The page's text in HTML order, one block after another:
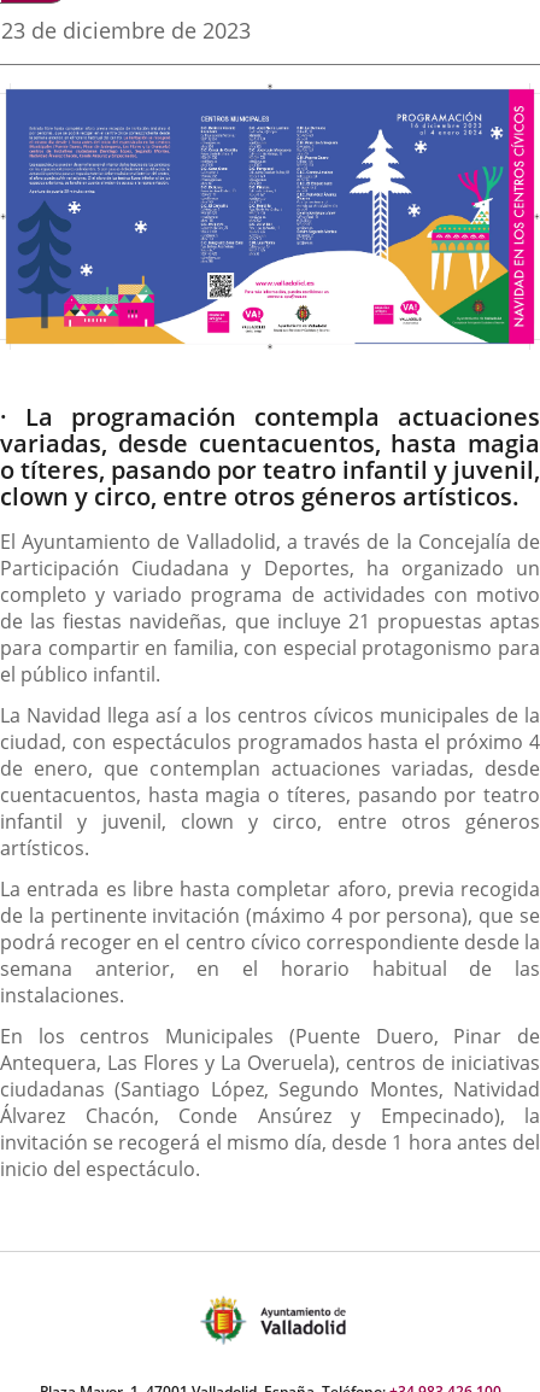
aplicación
externa.
aplicación
externa.
Fecha
la
noticia
23 de diciembre de 2023
Descripción
· La programación contempla actuaciones
variadas, desde cuentacuentos, hasta magia
o títeres, pasando por teatro infantil y juvenil,
clown y circo, entre otros géneros artísticos.
El Ayuntamiento de Valladolid, a través de la Concejalía de
Participación Ciudadana y Deportes, ha organizado un
completo y variado programa de actividades con motivo
de las fiestas navideñas, que incluye 21 propuestas aptas
para compartir en familia, con especial protagonismo para
el público infantil.
La Navidad llega así a los centros cívicos municipales de la
ciudad, con espectáculos programados hasta el próximo 4
de enero, que contemplan actuaciones variadas, desde
cuentacuentos, hasta magia o títeres, pasando por teatro
infantil y juvenil, clown y circo, entre otros géneros
artísticos.
La entrada es libre hasta completar aforo, previa recogida
de la pertinente invitación (máximo 4 por persona), que se
podrá recoger en el centro cívico correspondiente desde la
semana anterior, en el horario habitual de las
instalaciones.
En los centros Municipales (Puente Duero, Pinar de
Antequera, Las Flores y La Overuela), centros de iniciativas
ciudadanas (Santiago López, Segundo Montes, Natividad
Álvarez Chacón, Conde Ansúrez y Empecinado), la
invitación se recogerá el mismo día, desde 1 hora antes del
inicio del espectáculo.